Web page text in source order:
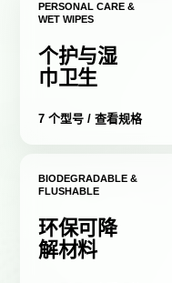
PERSONAL CARE &
WET WIPES
个护与湿
巾卫生
7 个型号 / 查看规格
BIODEGRADABLE &
FLUSHABLE
环保可降
解材料